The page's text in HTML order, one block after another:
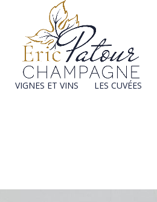
VIGNES ET VINS LES CUVÉES